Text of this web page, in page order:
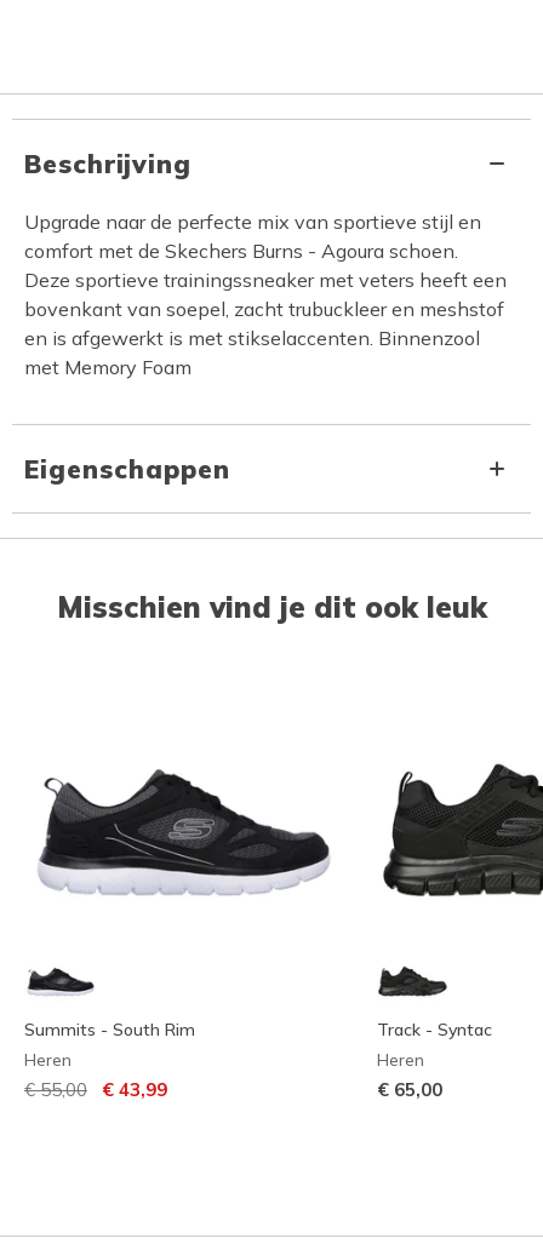
Beschrijving
Upgrade naar de perfecte mix van sportieve stijl en
comfort met de Skechers Burns - Agoura schoen.
Deze sportieve trainingssneaker met veters heeft een
bovenkant van soepel, zacht trubuckleer en meshstof
en is afgewerkt is met stikselaccenten. Binnenzool
met Memory Foam
Eigenschappen
Misschien vind je dit ook leuk
Summits - South Rim
Heren
Prijs verlaagd van
€ 55,00 naar
€ 43,99
Track - Syntac
Heren
€ 65,00